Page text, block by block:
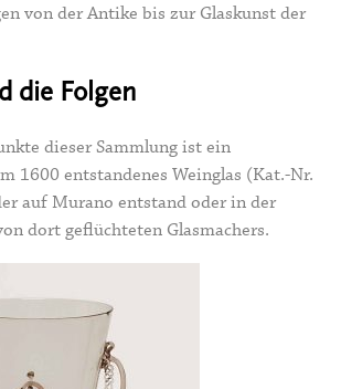
von der Antike bis zur Glaskunst der
die Folgen
dieser Sammlung ist ein
1600 entstandenes Weinglas (Kat.-Nr.
auf Murano entstand oder in der
dort geflüchteten Glasmachers.